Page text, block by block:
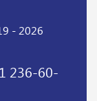
- 2026
236-60-